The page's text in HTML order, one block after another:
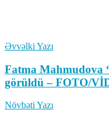
Əvvəlki Yazı
Fatma Mahmudova
görüldü – FOTO/
Növbəti Yazı